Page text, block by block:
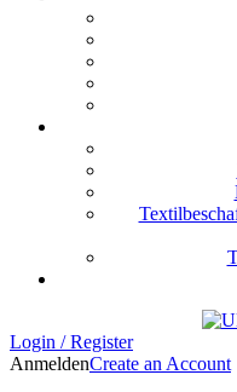
Login / Register
AnmeldenCreate an Account